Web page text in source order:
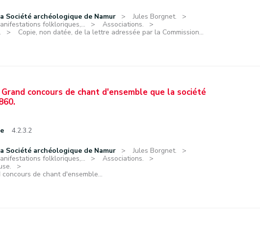
Société archéologique de Namur
Jules Borgnet.
folkloriques,...
Associations.
Copie, non datée, de la lettre adressée par la Commission...
concours de chant d'ensemble que la société
4.2.3.2
Société archéologique de Namur
Jules Borgnet.
folkloriques,...
Associations.
de chant d'ensemble...